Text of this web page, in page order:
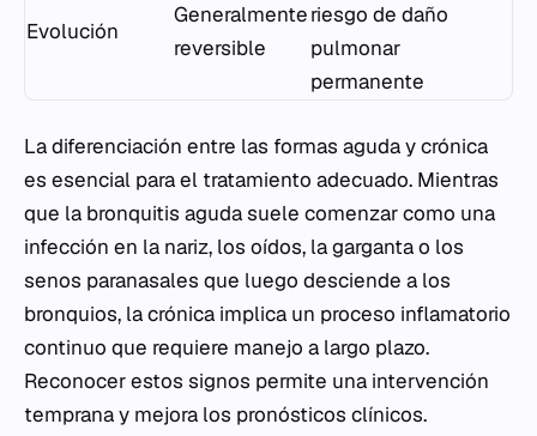
Evolución
Generalmente
reversible
riesgo de daño
pulmonar
permanente
La diferenciación entre las formas aguda y crónica
es esencial para el tratamiento adecuado. Mientras
que la bronquitis aguda suele comenzar como una
infección en la nariz, los oídos, la garganta o los
senos paranasales que luego desciende a los
bronquios, la crónica implica un proceso inflamatorio
continuo que requiere manejo a largo plazo.
Reconocer estos signos permite una intervención
temprana y mejora los pronósticos clínicos.